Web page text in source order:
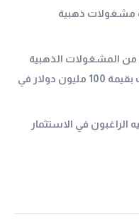
مشغولات ذهبية
المشغولات الذهبية
بدون رسوم تثمين وتستهدف صادرات بقيمة 100 مليون دولار في
في الاستثمار